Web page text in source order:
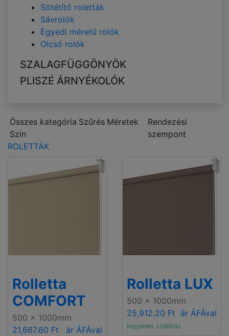
Sötétítő roletták
Sávrolók
Egyedi méretű rolók
Olcsó rolók
SZALAGFÜGGÖNYÖK
PLISZÉ ÁRNYÉKOLÓK
Összes kategória Szűrés Méretek
Szín
Rendezési
szempont
ROLETTÁK
Rolletta
COMFORT
500 x 1000mm
21,667.60 Ft
ár ÁFÁval
Rolletta LUX
500 x 1000mm
25,912.20 Ft ár ÁFÁval
Ingyenes szállítás